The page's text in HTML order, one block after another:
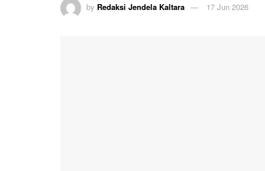
by Redaksi Jendela Kaltara 17 Jun 2026